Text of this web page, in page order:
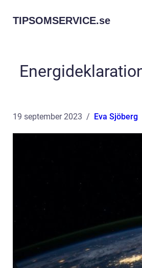
TIPSOMSERVICE.se
19 september 2023 Eva Sjöberg